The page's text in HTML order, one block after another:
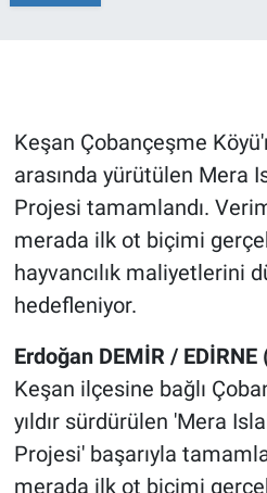
Keşan Çobançeşme
arasında yürütülen Mera
Projesi tamamlandı. Verim
merada ilk ot biçimi
hayvancılık maliyetlerini
hedefleniyor.
Erdoğan DEMİR / EDİRNE
Keşan ilçesine bağlı
yıldır sürdürülen 'Mera
Projesi' başarıyla
merada ilk ot biçimi